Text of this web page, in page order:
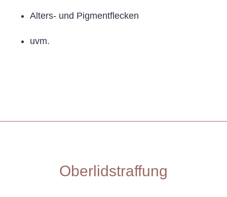
Alters- und Pigmentflecken
uvm.
Oberlidstraffung